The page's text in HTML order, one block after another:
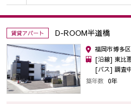
賃貸アパート D-ROOM半道橋
福岡市博多
[沿線] 東比
[バス] 調査
築年数 0年